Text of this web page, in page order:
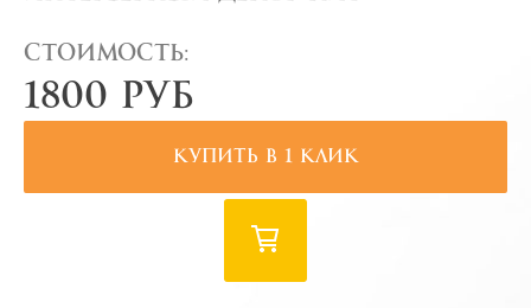
Стоимость:
1800 руб
Купить в 1 клик